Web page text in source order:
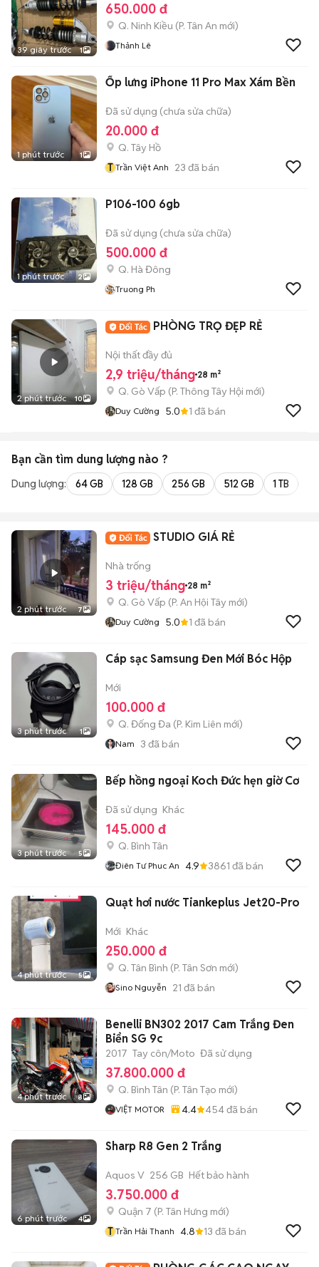
39 giây trước 1
650.000 đ
Q. Ninh Kiều (P. Tân An mới)
Thảnh Lê
1 phút trước 1
Ốp lưng iPhone 11 Pro Max Xám Bền
Đã sử dụng (chưa sửa chữa)
20.000 đ
Q. Tây Hồ
T Trần Việt Anh 23 đã bán
1 phút trước 2
P106-100 6gb
Đã sử dụng (chưa sửa chữa)
500.000 đ
Q. Hà Đông
Truong Ph
2 phút trước 10
PHÒNG TRỌ ĐẸP RẺ
Nội thất đầy đủ
2,9 triệu/tháng 28 m²
Q. Gò Vấp (P. Thông Tây Hội mới)
Duy Cường 5.0 1 đã bán
Bạn cần tìm dung lượng nào ?
Dung lượng: 64 GB 128 GB 256 GB 512 GB 1 TB
2 phút trước 7
STUDIO GIÁ RẺ
Nhà trống
3 triệu/tháng 28 m²
Q. Gò Vấp (P. An Hội Tây mới)
Duy Cường 5.0 1 đã bán
3 phút trước 1
Cáp sạc Samsung Đen Mới Bóc Hộp
Mới
100.000 đ
Q. Đống Đa (P. Kim Liên mới)
Nam 3 đã bán
3 phút trước 5
Bếp hồng ngoại Koch Đức hẹn giờ Cơ
Đã sử dụng Khác
145.000 đ
Q. Bình Tân
Điên Tư Phuc An 4.9 3861 đã bán
4 phút trước 5
Quạt hơi nước Tiankeplus Jet20-Pro
Mới Khác
250.000 đ
Q. Tân Bình (P. Tân Sơn mới)
Sino Nguyễn 21 đã bán
4 phút trước 8
Benelli BN302 2017 Cam Trắng Đen
Biển SG 9c
2017 Tay côn/Moto Đã sử dụng
37.800.000 đ
Q. Bình Tân (P. Tân Tạo mới)
VIỆT MOTOR 4.4 454đã bán
6 phút trước 4
Sharp R8 Gen 2 Trắng
Aquos V 256 GB Hết bảo hành
3.750.000 đ
Quận 7 (P. Tân Hưng mới)
T Trần Hải Thanh 4.8 13 đã bán